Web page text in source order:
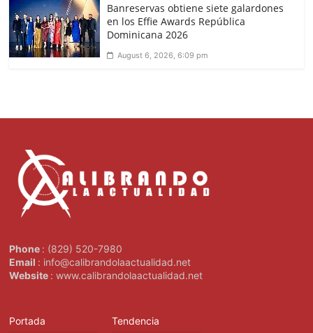
Banreservas obtiene siete galardones
en los Effie Awards República
Dominicana 2026
August 6, 2026, 6:09 pm
Phone : (829) 520-7980
Email : info@calibrandolaactualidad.net
Website : www.calibrandolaactualidad.net
Portada
Tendencia